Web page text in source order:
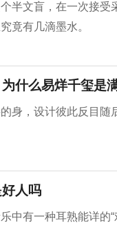
半文盲，在一次接
竟有几滴墨水。
什么易烊千玺是
身，设计彼此反目
好人吗
中有一种耳熟能详的